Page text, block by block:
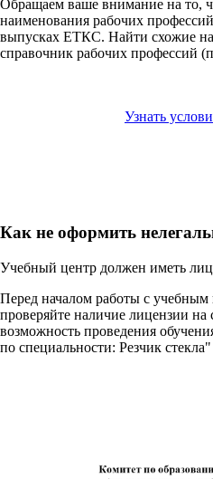
Обращаем ваше внимание на то,
наименования рабочих
выпусках ЕТКС. Найти схожие
справочник рабочих профессий
Узнать
Как не оформить
Учебный центр должен иметь
Перед началом работы с учебным
проверяйте наличие лицензии на
возможность проведения
по специальности: Резчик